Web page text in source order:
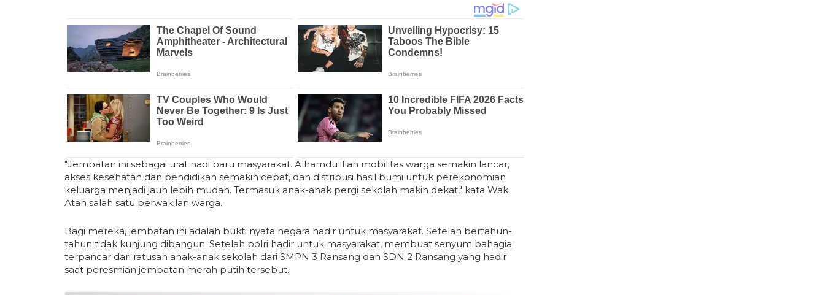
"Jembatan ini sebagai urat nadi baru masyarakat. Alhamdulillah mobilitas warga semakin lancar,
akses kesehatan dan pendidikan semakin cepat, dan distribusi hasil bumi untuk perekonomian
keluarga menjadi jauh lebih mudah. Termasuk anak-anak pergi sekolah makin dekat," kata Wak
Atan salah satu perwakilan warga.
Bagi mereka, jembatan ini adalah bukti nyata negara hadir untuk masyarakat. Setelah bertahun-
tahun tidak kunjung dibangun. Setelah polri hadir untuk masyarakat, membuat senyum bahagia
terpancar dari ratusan anak-anak sekolah dari SMPN 3 Ransang dan SDN 2 Ransang yang hadir
saat peresmian jembatan merah putih tersebut.